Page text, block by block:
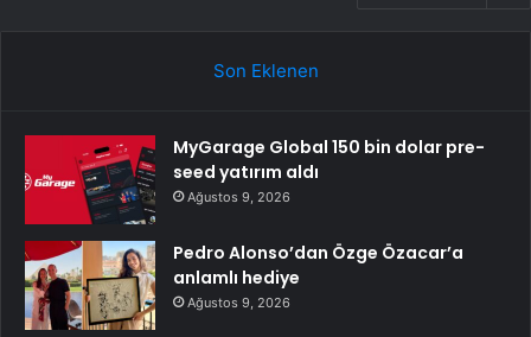
Son Eklenen
MyGarage Global 150 bin dolar pre-
seed yatırım aldı
Ağustos 9, 2026
Pedro Alonso’dan Özge Özacar’a
anlamlı hediye
Ağustos 9, 2026